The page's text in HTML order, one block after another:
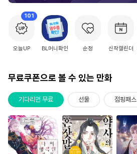
101
오늘UP BL머니확인 순정 신작캘린더
무료쿠폰으로 볼 수 있는 만화
기다리면 무료 선물 점핑패스